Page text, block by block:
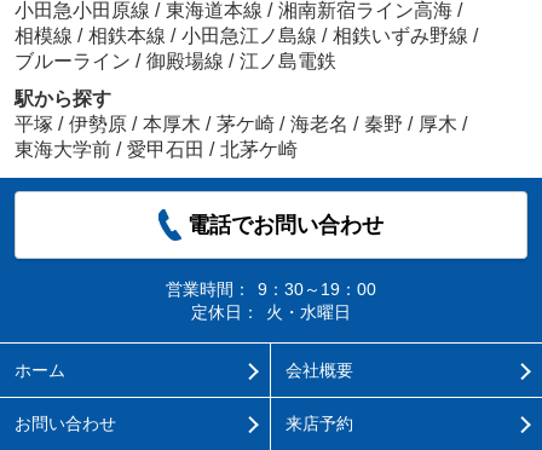
小田急小田原線 / 東海道本線 / 湘南新宿ライン高海 /
相模線 / 相鉄本線 / 小田急江ノ島線 / 相鉄いずみ野線 /
ブルーライン / 御殿場線 / 江ノ島電鉄
駅から探す
平塚 / 伊勢原 / 本厚木 / 茅ケ崎 / 海老名 / 秦野 / 厚木 /
東海大学前 / 愛甲石田 / 北茅ケ崎
電話でお問い合わせ
営業時間：
9：30～19：00
定休日：
火・水曜日
ホーム 会社概要
お問い合わせ 来店予約